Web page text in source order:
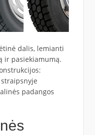
dalis, lemianti
ir pasiekiamumą.
padangos